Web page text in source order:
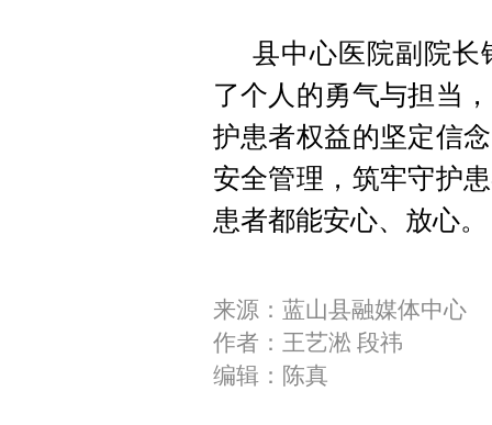
县中心医院副院长
了个人的勇气与担当
护患者权益的坚定信
安全管理，筑牢守护
患者都能安心、放心。
来源：蓝山县融媒体中心
作者：王艺淞 段祎
编辑：陈真